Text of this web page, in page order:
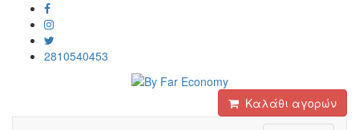
2810540453
Καλάθι αγορών